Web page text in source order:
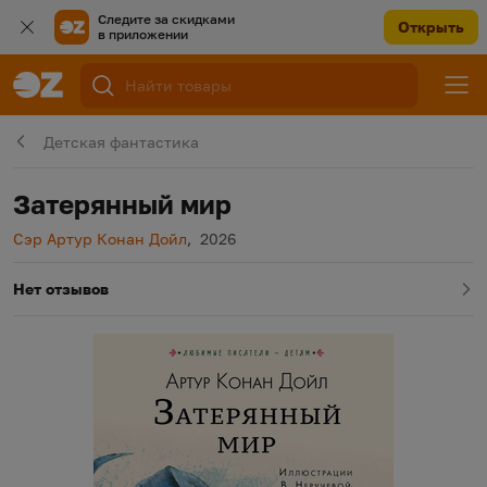
Следите за скидками
в приложении
Открыть
Детская фантастика
Затерянный мир
Автор
Сэр Артур Конан Дойл, Год издания
2026
Нет отзывов